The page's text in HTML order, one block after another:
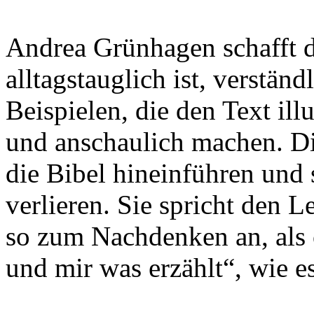
Andrea Grünhagen schafft
alltagstauglich ist,
Beispielen, die den Text
und anschaulich machen.
die Bibel hineinführen und
verlieren. Sie spricht den
so zum Nachdenken an,
und mir was erzählt“, wie